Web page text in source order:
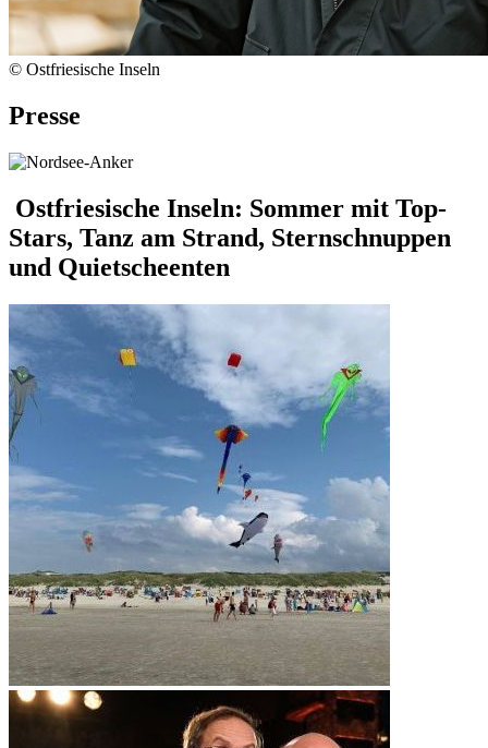
© Ostfriesische Inseln
Presse
Ostfriesische Inseln: Sommer mit Top-
Stars, Tanz am Strand, Sternschnuppen
und Quietscheenten